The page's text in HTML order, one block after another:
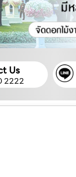
Us
2222